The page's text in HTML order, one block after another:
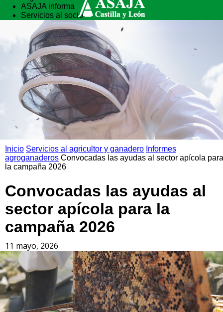
ASAJA informa
Servicios al socio
Vida rural
Formación
Inicio Servicios al agricultor y ganadero Informes
agroganaderos Convocadas las ayudas al sector apícola para
la campaña 2026
Convocadas las ayudas al
sector apícola para la
campaña 2026
11 mayo, 2026